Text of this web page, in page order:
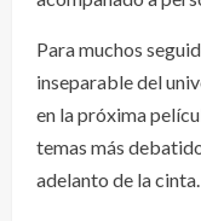
Para muchos
inseparable del
en la próxima
temas más
adelanto de la cinta.